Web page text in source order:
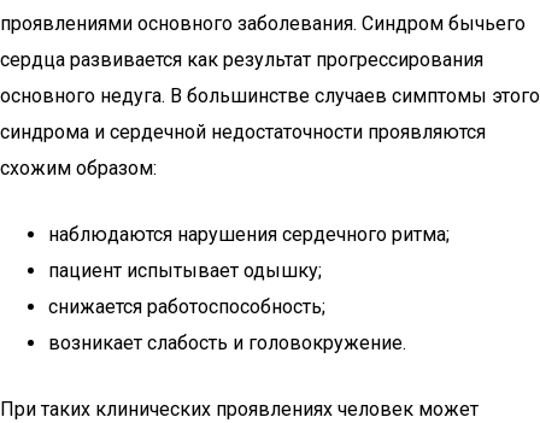
проявлениями основного заболевания. Синдром бычьего
сердца развивается как результат прогрессирования
основного недуга. В большинстве случаев симптомы этого
синдрома и сердечной недостаточности проявляются
схожим образом:
наблюдаются нарушения сердечного ритма;
пациент испытывает одышку;
снижается работоспособность;
возникает слабость и головокружение.
При таких клинических проявлениях человек может